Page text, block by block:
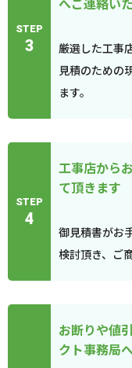
STEP
3
厳選した工事
見積のための
ます。
STEP
4
工事店から
て頂きます
御見積書がお
検討頂き、ご
お断りや値
クト事務局